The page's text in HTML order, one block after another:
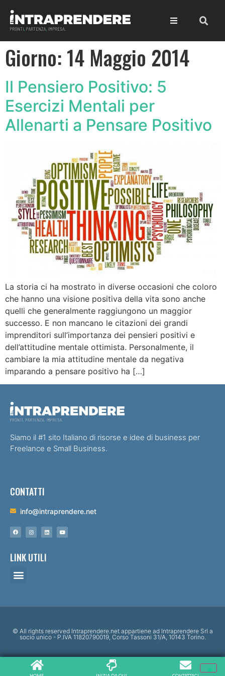
Giorno: 14 Maggio 2014
Il Pensiero Positivo: 5
Esercizi Mentali per
Allenarti a Pensare Positivo
La storia ci ha mostrato in diverse occasioni che coloro
che hanno una visione positiva della vita sono anche
quelli che generalmente raggiungono un maggior
successo. E non mancano le citazioni dei grandi
imprenditori sull’importanza dei pensieri positivi e
dell’attitudine mentale ottimista. Personalmente, il
cambiare la mia attitudine mentale da negativa
imparando a pensare positivo ha […]
Siamo il #1 sito Italiano di risorse e idee di business per
Freelance e Small Business.
CONTATTI
info@intraprendere.net
LINK UTILI
© All rights reserved Intraprendere.net appartiene ad Intraprendere Srl a
socio unico - P.IVA 11820790019, Corso Tassoni 31/A, 10143 Torino.